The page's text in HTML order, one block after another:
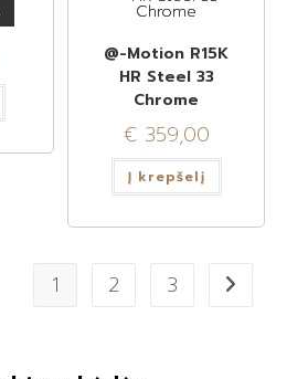
@-Motion R15K
HR Steel 33
Chrome
€359,00
Į krepšelį
1 2 3